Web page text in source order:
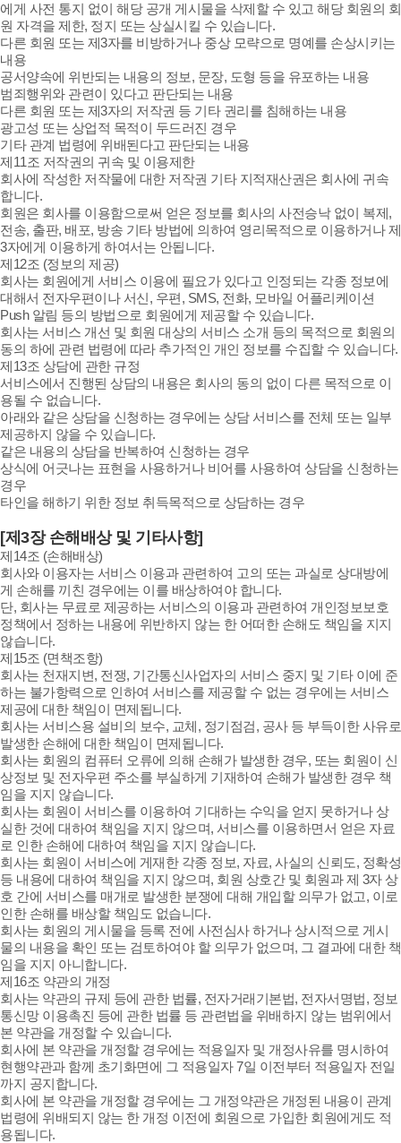
에게 사전 통지 없이 해당 공개 게시물을 삭제할 수 있고 해당 회원의 회
원 자격을 제한, 정지 또는 상실시킬 수 있습니다.
다른 회원 또는 제3자를 비방하거나 중상 모략으로 명예를 손상시키는
내용
공서양속에 위반되는 내용의 정보, 문장, 도형 등을 유포하는 내용
범죄행위와 관련이 있다고 판단되는 내용
다른 회원 또는 제3자의 저작권 등 기타 권리를 침해하는 내용
광고성 또는 상업적 목적이 두드러진 경우
기타 관계 법령에 위배된다고 판단되는 내용
제11조 저작권의 귀속 및 이용제한
회사에 작성한 저작물에 대한 저작권 기타 지적재산권은 회사에 귀속
합니다.
회원은 회사를 이용함으로써 얻은 정보를 회사의 사전승낙 없이 복제,
전송, 출판, 배포, 방송 기타 방법에 의하여 영리목적으로 이용하거나 제
3자에게 이용하게 하여서는 안됩니다.
제12조 (정보의 제공)
회사는 회원에게 서비스 이용에 필요가 있다고 인정되는 각종 정보에
대해서 전자우편이나 서신, 우편, SMS, 전화, 모바일 어플리케이션
Push 알림 등의 방법으로 회원에게 제공할 수 있습니다.
회사는 서비스 개선 및 회원 대상의 서비스 소개 등의 목적으로 회원의
동의 하에 관련 법령에 따라 추가적인 개인 정보를 수집할 수 있습니다.
제13조 상담에 관한 규정
서비스에서 진행된 상담의 내용은 회사의 동의 없이 다른 목적으로 이
용될 수 없습니다.
아래와 같은 상담을 신청하는 경우에는 상담 서비스를 전체 또는 일부
제공하지 않을 수 있습니다.
같은 내용의 상담을 반복하여 신청하는 경우
상식에 어긋나는 표현을 사용하거나 비어를 사용하여 상담을 신청하는
경우
타인을 해하기 위한 정보 취득목적으로 상담하는 경우
[제3장 손해배상 및 기타사항]
제14조 (손해배상)
회사와 이용자는 서비스 이용과 관련하여 고의 또는 과실로 상대방에
게 손해를 끼친 경우에는 이를 배상하여야 합니다.
단, 회사는 무료로 제공하는 서비스의 이용과 관련하여 개인정보보호
정책에서 정하는 내용에 위반하지 않는 한 어떠한 손해도 책임을 지지
않습니다.
제15조 (면책조항)
회사는 천재지변, 전쟁, 기간통신사업자의 서비스 중지 및 기타 이에 준
하는 불가항력으로 인하여 서비스를 제공할 수 없는 경우에는 서비스
제공에 대한 책임이 면제됩니다.
회사는 서비스용 설비의 보수, 교체, 정기점검, 공사 등 부득이한 사유로
발생한 손해에 대한 책임이 면제됩니다.
회사는 회원의 컴퓨터 오류에 의해 손해가 발생한 경우, 또는 회원이 신
상정보 및 전자우편 주소를 부실하게 기재하여 손해가 발생한 경우 책
임을 지지 않습니다.
회사는 회원이 서비스를 이용하여 기대하는 수익을 얻지 못하거나 상
실한 것에 대하여 책임을 지지 않으며, 서비스를 이용하면서 얻은 자료
로 인한 손해에 대하여 책임을 지지 않습니다.
회사는 회원이 서비스에 게재한 각종 정보, 자료, 사실의 신뢰도, 정확성
등 내용에 대하여 책임을 지지 않으며, 회원 상호간 및 회원과 제 3자 상
호 간에 서비스를 매개로 발생한 분쟁에 대해 개입할 의무가 없고, 이로
인한 손해를 배상할 책임도 없습니다.
회사는 회원의 게시물을 등록 전에 사전심사 하거나 상시적으로 게시
물의 내용을 확인 또는 검토하여야 할 의무가 없으며, 그 결과에 대한 책
임을 지지 아니합니다.
제16조 약관의 개정
회사는 약관의 규제 등에 관한 법률, 전자거래기본법, 전자서명법, 정보
통신망 이용촉진 등에 관한 법률 등 관련법을 위배하지 않는 범위에서
본 약관을 개정할 수 있습니다.
회사에 본 약관을 개정할 경우에는 적용일자 및 개정사유를 명시하여
현행약관과 함께 초기화면에 그 적용일자 7일 이전부터 적용일자 전일
까지 공지합니다.
회사에 본 약관을 개정할 경우에는 그 개정약관은 개정된 내용이 관계
법령에 위배되지 않는 한 개정 이전에 회원으로 가입한 회원에게도 적
용됩니다.